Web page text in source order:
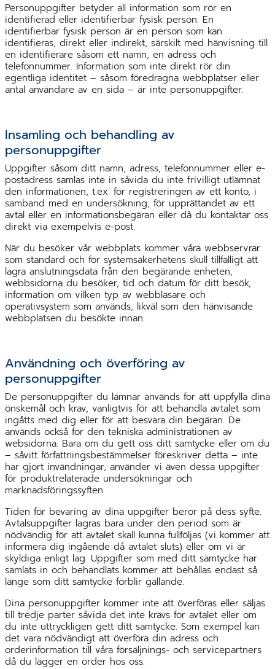
Personuppgifter betyder all information som rör en
identifierad eller identifierbar fysisk person. En
identifierbar fysisk person är en person som kan
identifieras, direkt eller indirekt, särskilt med hänvisning till
en identifierare såsom ett namn, en adress och
telefonnummer. Information som inte direkt rör din
egentliga identitet – såsom föredragna webbplatser eller
antal användare av en sida – är inte personuppgifter.
Insamling och behandling av
personuppgifter
Uppgifter såsom ditt namn, adress, telefonnummer eller e-
postadress samlas inte in såvida du inte frivilligt utlämnat
den informationen, t.ex. för registreringen av ett konto, i
samband med en undersökning, för upprättandet av ett
avtal eller en informationsbegäran eller då du kontaktar oss
direkt via exempelvis e-post.
När du besöker vår webbplats kommer våra webbservrar
som standard och för systemsäkerhetens skull tillfälligt att
lagra anslutningsdata från den begärande enheten,
webbsidorna du besöker, tid och datum för ditt besök,
information om vilken typ av webbläsare och
operativsystem som används, likväl som den hänvisande
webbplatsen du besökte innan.
Användning och överföring av
personuppgifter
De personuppgifter du lämnar används för att uppfylla dina
önskemål och krav, vanligtvis för att behandla avtalet som
ingåtts med dig eller för att besvara din begäran. De
används också för den tekniska administrationen av
websidorna. Bara om du gett oss ditt samtycke eller om du
– såvitt författningsbestämmelser föreskriver detta – inte
har gjort invändningar, använder vi även dessa uppgifter
för produktrelaterade undersökningar och
marknadsföringssyften.
Tiden för bevaring av dina uppgifter beror på dess syfte.
Avtalsuppgifter lagras bara under den period som är
nödvändig för att avtalet skall kunna fullföljas (vi kommer att
informera dig ingående då avtalet sluts) eller om vi är
skyldiga enligt lag. Uppgifter som med ditt samtycke har
samlats in och behandlats kommer att behållas endast så
länge som ditt samtycke förblir gällande.
Dina personuppgifter kommer inte att överföras eller säljas
till tredje parter såvida det inte krävs för avtalet eller om
du inte uttryckligen gett ditt samtycke. Som exempel kan
det vara nödvändigt att överföra din adress och
orderinformation till våra försäljnings- och servicepartners
då du lägger en order hos oss.